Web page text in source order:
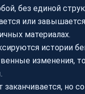
без единой
или
материалах.
истории
изменения,
заканчивается, но